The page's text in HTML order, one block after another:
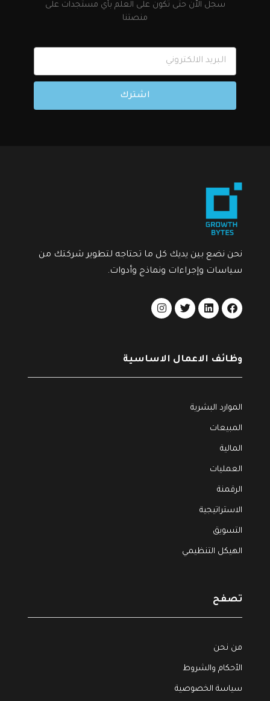
سجل الاّن حتى تكون على العلم بأي مستجدات على
منصتنا
اشترك
نحن نضع بين يديك كل ما تحتاجه لتطوير شركتك من
سياسات وإجراءات ونماذج وأدوات.
وظائف الاعمال الاساسية
الموارد البشرية
المبيعات
المالية
العمليات
الرقمنة
الاستراتيجية
التسويق
الهيكل التنظيمي
تصفح
من نحن
الأحكام والشروط
سياسة الخصوصية